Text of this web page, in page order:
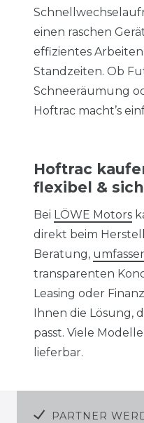
einen raschen
effizientes
Standzeiten. Ob
Schneeräumung
Hoftrac macht’s
Hoftrac
flexibel &
Bei LÖWE Motors
direkt beim
Beratung,
transparenten
Leasing oder
Ihnen die Lösung,
passt. Viele
lieferbar.
PARTNER